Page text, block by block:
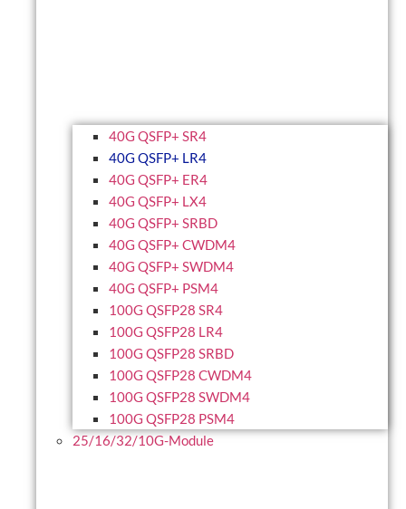
40G QSFP+ SR4
40G QSFP+ LR4
40G QSFP+ ER4
40G QSFP+ LX4
40G QSFP+ SRBD
40G QSFP+ CWDM4
40G QSFP+ SWDM4
40G QSFP+ PSM4
100G QSFP28 SR4
100G QSFP28 LR4
100G QSFP28 SRBD
100G QSFP28 CWDM4
100G QSFP28 SWDM4
100G QSFP28 PSM4
25/16/32/10G-Module